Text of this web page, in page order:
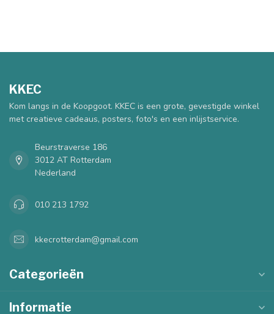
KKEC
Kom langs in de Koopgoot. KKEC is een grote, gevestigde winkel
met creatieve cadeaus, posters, foto's en een inlijstservice.
Beurstraverse 186
3012 AT Rotterdam
Nederland
010 213 1792
kkecrotterdam@gmail.com
Categorieën
Informatie